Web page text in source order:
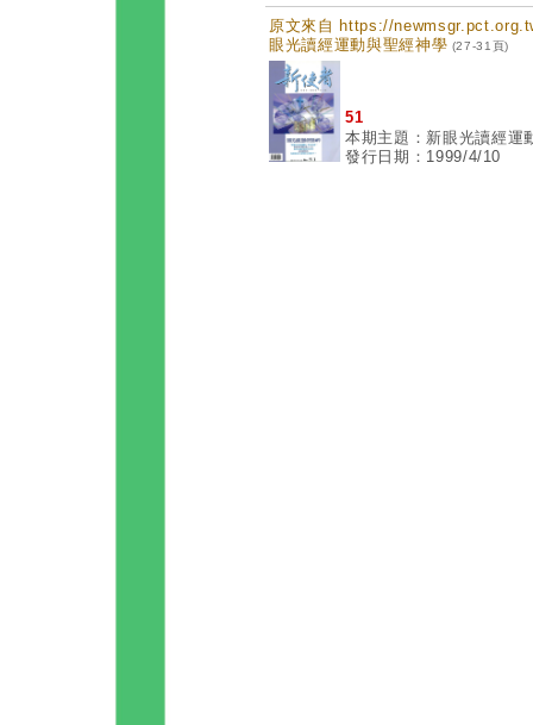
原文來自 https://
眼光讀經運動與聖經神學 (27-31頁)
51
本期主題：新眼光讀經運
發行日期：1999/4/10